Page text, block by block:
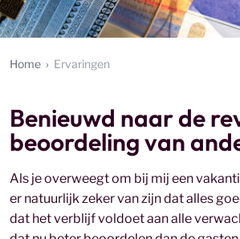
Home Ervaringen
Benieuwd naar de
beoordeling van
Als je overweegt om bij mij een
er natuurlijk zeker van zijn dat alles
dat het verblijf voldoet aan alle